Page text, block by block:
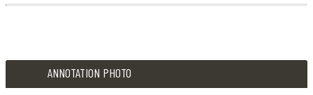
– Oui, je vous avais dit de rentrer à deux heures. Et il est
ANNOTATION PHOTO